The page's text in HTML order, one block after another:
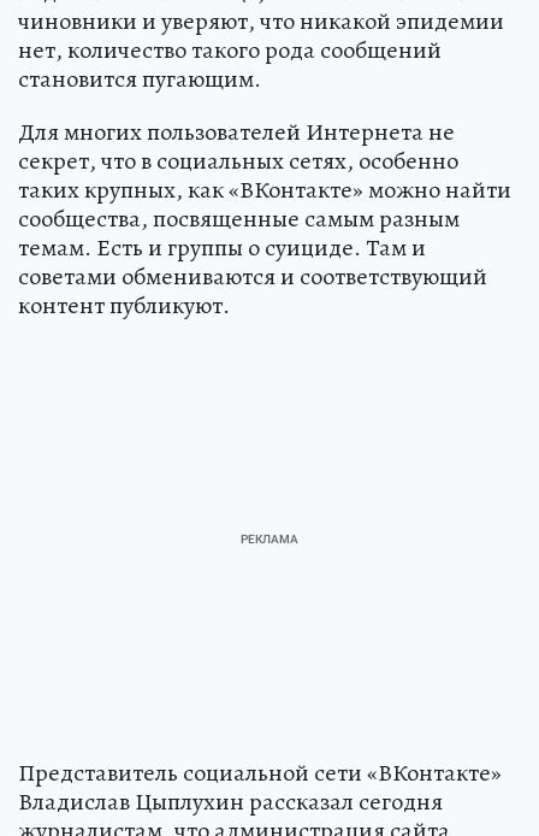
чиновники и уверяют, что никакой эпидемии
нет, количество такого рода сообщений
становится пугающим.
Для многих пользователей Интернета не
секрет, что в социальных сетях, особенно
таких крупных, как «ВКонтакте» можно найти
сообщества, посвященные самым разным
темам. Есть и группы о суициде. Там и
советами обмениваются и соответствующий
контент публикуют.
Представитель социальной сети «ВКонтакте»
Владислав Цыплухин рассказал сегодня